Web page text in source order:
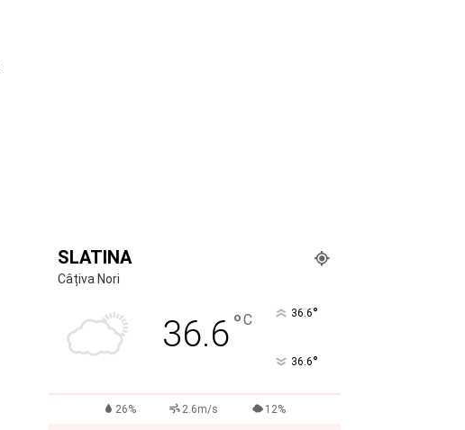
SLATINA
Câțiva Nori
36.6°C 36.6°
36.6°
26% 2.6m/s 12%